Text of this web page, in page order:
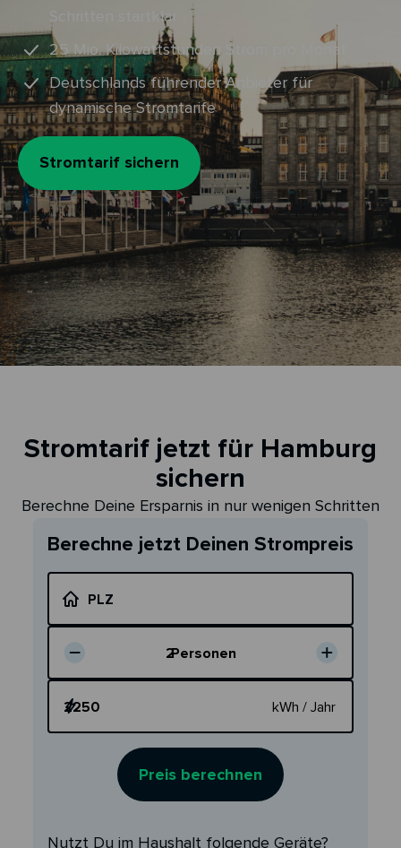
Schritten startklar
25 Mio. Kilowattstunden Strom pro Monat
Deutschlands führender Anbieter für
dynamische Stromtarife
Stromtarif sichern
Stromtarif jetzt für Hamburg
sichern
Berechne Deine Ersparnis in nur wenigen Schritten
Berechne jetzt Deinen Strompreis
PLZ
2Personen
kWh / Jahr
Nutzt Du im Haushalt folgende Geräte?
Preis berechnen